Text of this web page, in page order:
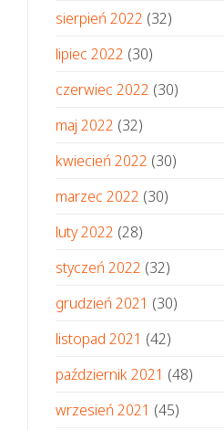
sierpień 2022 (32)
lipiec 2022 (30)
czerwiec 2022 (30)
maj 2022 (32)
kwiecień 2022 (30)
marzec 2022 (30)
luty 2022 (28)
styczeń 2022 (32)
grudzień 2021 (30)
listopad 2021 (42)
październik 2021 (48)
wrzesień 2021 (45)